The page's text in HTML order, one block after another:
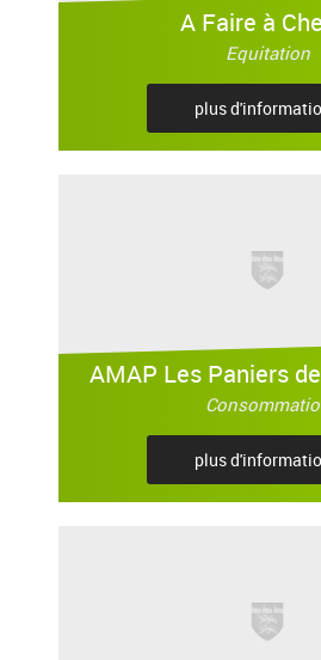
A Faire à
Equitation
plus
AMAP Les Paniers
plus